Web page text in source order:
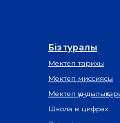
Мектеп тарихы
Мектеп миссиясы
Мектеп
Школа в цифрах
Біз туралы